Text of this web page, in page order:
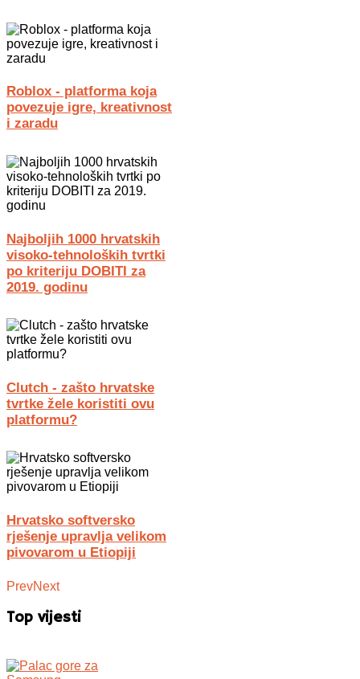
Roblox - platforma koja
povezuje igre, kreativnost
i zaradu
Najboljih 1000 hrvatskih
visoko-tehnoloških tvrtki
po kriteriju DOBITI za
2019. godinu
Clutch - zašto hrvatske
tvrtke žele koristiti ovu
platformu?
Hrvatsko softversko
rješenje upravlja velikom
pivovarom u Etiopiji
PrevNext
Top vijesti